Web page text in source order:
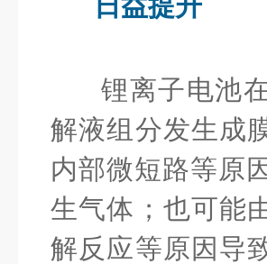
锂离子电池
解液组分发生成
内部微短路等原
生气体；也可能
解反应等原因导